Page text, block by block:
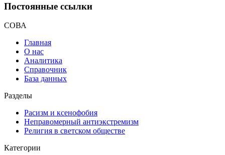
Постоянные ссылки
СОВА
Главная
О нас
Аналитика
Справочник
База данных
Разделы
Расизм и ксенофобия
Неправомерный антиэкстремизм
Религия в светском обществе
Категории